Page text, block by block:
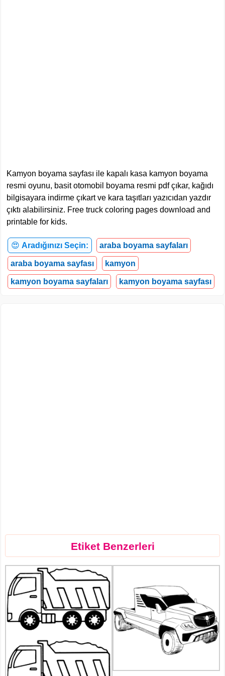
Kamyon boyama sayfası ile kapalı kasa kamyon boyama
resmi oyunu, basit otomobil boyama resmi pdf çıkar, kağıdı
bilgisayara indirme çıkart ve kara taşıtları yazıcıdan yazdır
çıktı alabilirsiniz. Free truck coloring pages download and
printable for kids.
😍 Aradığınızı Seçin: araba boyama sayfaları
araba boyama sayfası kamyon
kamyon boyama sayfaları kamyon boyama sayfası
Etiket Benzerleri